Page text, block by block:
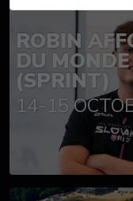
ROBIN
DU
(SPRINT)
14-15